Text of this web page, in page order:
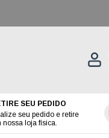
SEU PEDIDO
seu pedido e retire
nossa loja física.